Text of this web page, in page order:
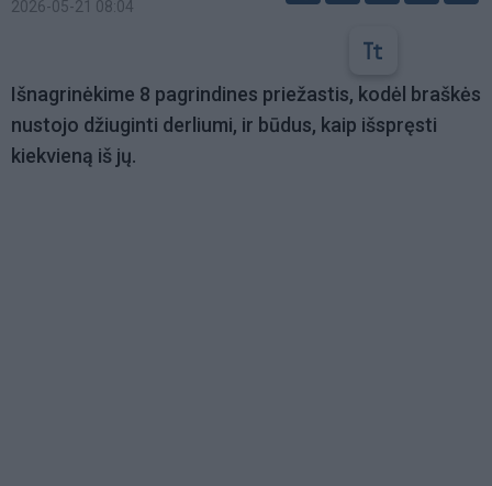
2026-05-21 08:04
Išnagrinėkime 8 pagrindines priežastis, kodėl braškės
nustojo džiuginti derliumi, ir būdus, kaip išspręsti
kiekvieną iš jų.